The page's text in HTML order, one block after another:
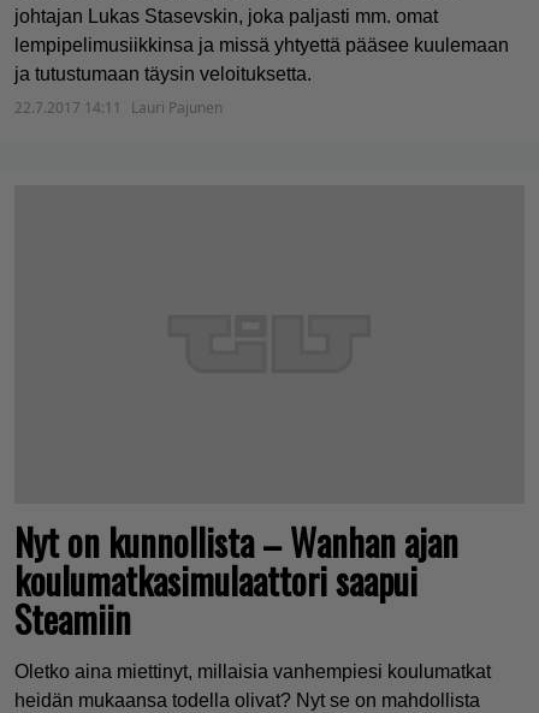
johtajan Lukas Stasevskin, joka paljasti mm. omat
lempipelimusiikkinsa ja missä yhtyettä pääsee kuulemaan
ja tutustumaan täysin veloituksetta.
22.7.2017 14:11
Lauri Pajunen
Nyt on kunnollista – Wanhan ajan
koulumatkasimulaattori saapui
Steamiin
Oletko aina miettinyt, millaisia vanhempiesi koulumatkat
heidän mukaansa todella olivat? Nyt se on mahdollista